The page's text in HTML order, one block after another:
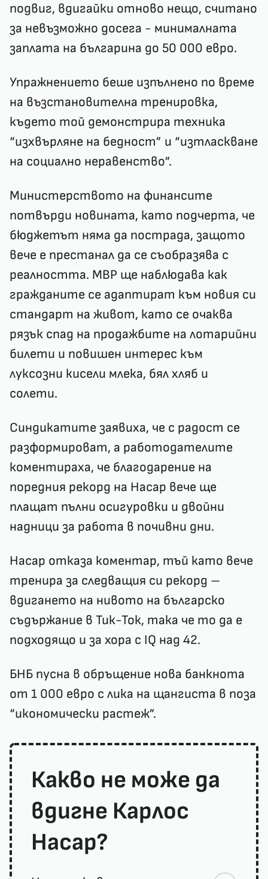
подвиг, вдигайки отново нещо, считано
за невъзможно досега - минималната
заплата на българина до 50 000 евро.
Упражнението беше изпълнено по време
на възстановителна тренировка,
където той демонстрира техника
“изхвърляне на бедност” и “изтласкване
на социално неравенство”.
Министерството на финансите
потвърди новината, като подчерта, че
бюджетът няма да пострада, защото
вече е престанал да се съобразява с
реалността. МВР ще наблюдава как
гражданите се адаптират към новия си
стандарт на живот, като се очаква
рязък спад на продажбите на лотарийни
билети и повишен интерес към
луксозни кисели млека, бял хляб и
солети.
Синдикатите заявиха, че с радост се
разформироват, а работодателите
коментираха, че благодарение на
поредния рекорд на Насар вече ще
плащат пълни осигуровки и двойни
надници за работа в почивни дни.
Насар отказа коментар, тъй като вече
тренира за следващия си рекорд –
вдигането на нивото на българско
съдържание в Тик-Ток, така че то да е
подходящо и за хора с IQ над 42.
БНБ пусна в обръщение нова банкнота
от 1 000 евро с лика на щангиста в поза
“икономически растеж”.
Какво не може да
вдигне Карлос
Насар?